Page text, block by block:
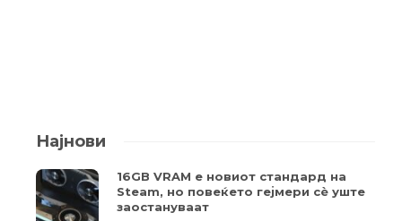
Најнови
16GB VRAM е новиот стандард на
Steam, но повеќето гејмери ​​сè уште
заостануваат